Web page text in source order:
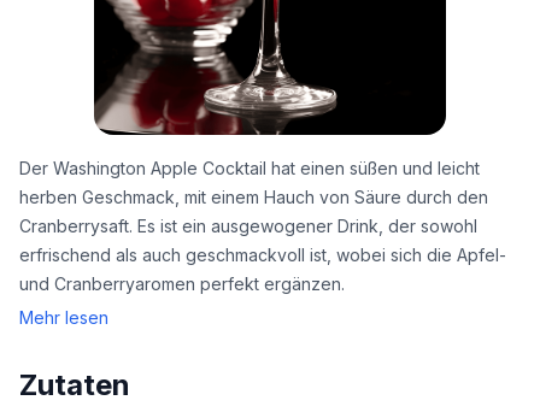
Der Washington Apple Cocktail hat einen süßen und leicht
herben Geschmack, mit einem Hauch von Säure durch den
Cranberrysaft. Es ist ein ausgewogener Drink, der sowohl
erfrischend als auch geschmackvoll ist, wobei sich die Apfel-
und Cranberryaromen perfekt ergänzen.
Mehr lesen
Zutaten